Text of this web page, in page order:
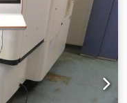
bod!
Y-as: 220 mm
afmetingen werkstuk:
werkstuk: 750 kg
conus: 30°
300 mm²/min